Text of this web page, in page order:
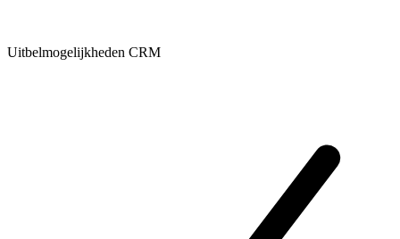
Uitbelmogelijkheden CRM